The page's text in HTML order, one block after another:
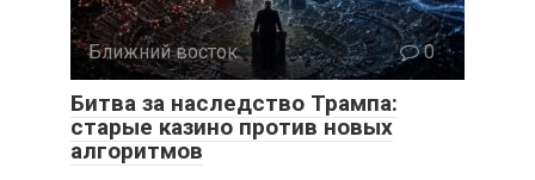
Ближний восток 0
Битва за наследство Трампа:
старые казино против новых
алгоритмов